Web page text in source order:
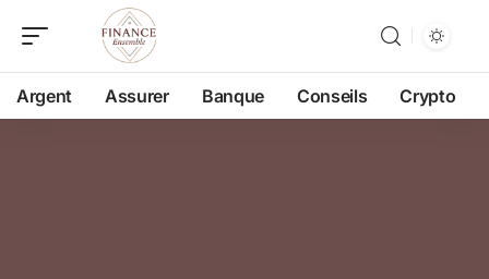
Argent Assurer Banque Conseils Crypto